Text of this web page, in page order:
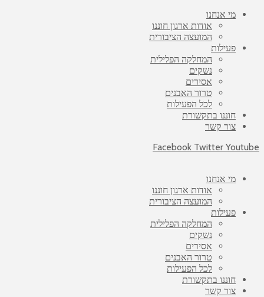
מי אנחנו
אודות ארגון חוננו
המועצה הציבורית
פעילות
המחלקה הפלילית
נשקים
אסירים
טרור האבנים
לכל הפעילות
חוננו בתקשורת
צור קשר
Facebook Twitter Youtube
מי אנחנו
אודות ארגון חוננו
המועצה הציבורית
פעילות
המחלקה הפלילית
נשקים
אסירים
טרור האבנים
לכל הפעילות
חוננו בתקשורת
צור קשר